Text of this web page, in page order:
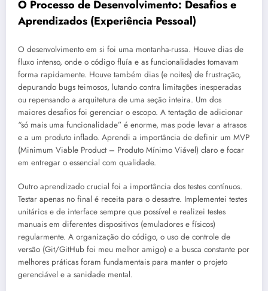
O Processo de Desenvolvimento: Desafios e
Aprendizados (Experiência Pessoal)
O desenvolvimento em si foi uma montanha-russa. Houve dias de
fluxo intenso, onde o código fluía e as funcionalidades tomavam
forma rapidamente. Houve também dias (e noites) de frustração,
depurando bugs teimosos, lutando contra limitações inesperadas
ou repensando a arquitetura de uma seção inteira. Um dos
maiores desafios foi gerenciar o escopo. A tentação de adicionar
“só mais uma funcionalidade” é enorme, mas pode levar a atrasos
e a um produto inflado. Aprendi a importância de definir um MVP
(Minimum Viable Product – Produto Mínimo Viável) claro e focar
em entregar o essencial com qualidade.
Outro aprendizado crucial foi a importância dos testes contínuos.
Testar apenas no final é receita para o desastre. Implementei testes
unitários e de interface sempre que possível e realizei testes
manuais em diferentes dispositivos (emuladores e físicos)
regularmente. A organização do código, o uso de controle de
versão (Git/GitHub foi meu melhor amigo) e a busca constante por
melhores práticas foram fundamentais para manter o projeto
gerenciável e a sanidade mental.